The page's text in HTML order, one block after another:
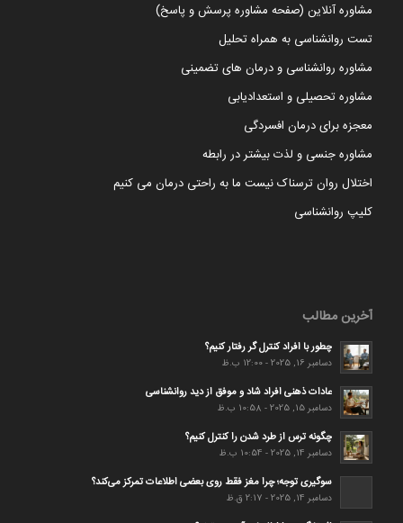
مشاوره آنلاین (صفحه مشاوره پرسش و پاسخ)
تست روانشناسی به همراه تحلیل
مشاوره روانشناسی و درمان های تضمینی
مشاوره تحصیلی و استعدادیابی
معجزه برای درمان افسردگی
مشاوره جنسی و لذت بیشتر در رابطه
اختلال روان ترسناک نیست ما به راحتی درمان می کنیم
کلیپ روانشناسی
آخرین مطالب
چطور با افراد کنترل گر رفتار کنیم؟
دسامبر 16, 2025 - 12:00 ب.ظ
عادات ذهنی افراد شاد و موفق از دید روانشناسی
دسامبر 15, 2025 - 10:58 ب.ظ
چگونه ترس از طرد شدن را کنترل کنیم؟
دسامبر 14, 2025 - 10:54 ب.ظ
سوگیری توجه؛ چرا مغز فقط روی بعضی اطلاعات تمرکز می‌کند؟
دسامبر 14, 2025 - 2:17 ق.ظ